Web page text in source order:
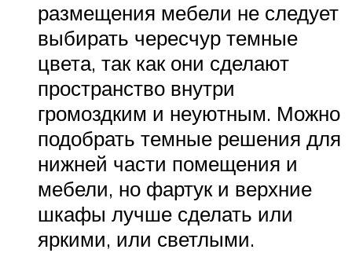
размещения мебели не следует
выбирать чересчур темные
цвета, так как они сделают
пространство внутри
громоздким и неуютным. Можно
подобрать темные решения для
нижней части помещения и
мебели, но фартук и верхние
шкафы лучше сделать или
яркими, или светлыми.